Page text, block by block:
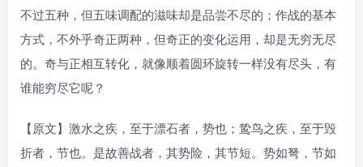
不过五种，但五味调配的滋味却是品尝不尽的；作战的基本
方式，不外乎奇正两种，但奇正的变化运用，却是无穷无尽
的。奇与正相互转化，就像顺着圆环旋转一样没有尽头，有
谁能穷尽它呢？
【原文】激水之疾，至于漂石者，势也；鸷鸟之疾，至于毁
折者，节也。是故善战者，其势险，其节短。势如弩，节如